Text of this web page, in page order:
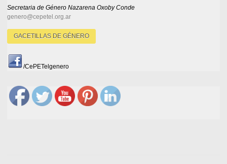
Secretaria de Género Nazarena Oxoby Conde
genero@cepetel.org.ar
GACETILLAS DE GÉNERO
/CePETelgenero